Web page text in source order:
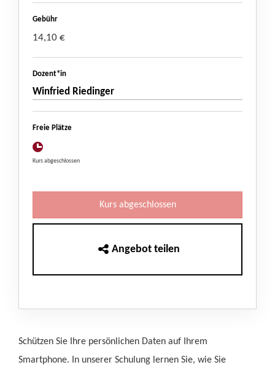
Gebühr
14,10 €
Dozent*in
Winfried Riedinger
Freie Plätze
Kurs abgeschlossen
Kurs abgeschlossen
Angebot teilen
Schützen Sie Ihre persönlichen Daten auf Ihrem
Smartphone. In unserer Schulung lernen Sie, wie Sie